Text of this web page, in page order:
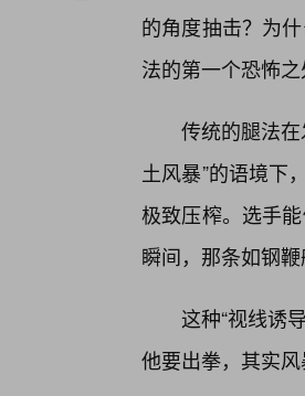
的角度抽击？为
法的第一个恐怖
传统的腿法
土风暴”的语境下
极致压榨。选手
瞬间，那条如钢
这种“视线诱
他要出拳，其实风